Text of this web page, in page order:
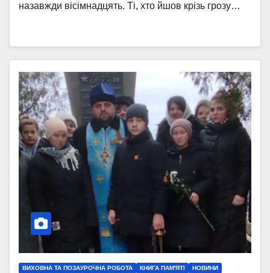
назавжди вісімнадцять. Ті, хто йшов крізь грозу…
ВИХОВНА ТА ПОЗАУРОЧНА РОБОТА КНИГА ПАМ'ЯТІ НОВИНИ